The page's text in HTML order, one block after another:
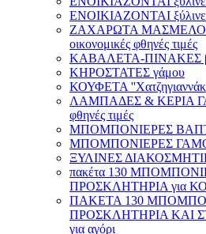
ΕΝΟΙΚΙΑΖΟΝΤΑΙ
ΖΑΧΑΡΩΤΑ ΜΑΣΜΕΛΟΣ
οικονομικές φθηνές τιμές
ΚΑΒΑΛΕΤΑ-ΠΙΝΑΚΕΣ
ΚΗΡΟΣΤΑΤΕΣ γάμου
ΚΟΥΦΕΤΑ
ΛΑΜΠΑΔΕΣ & ΚΕΡΙΑ
φθηνές τιμές
ΜΠΟΜΠΟΝΙΕΡΕΣ
ΜΠΟΜΠΟΝΙΕΡΕΣ
ΞΥΛΙΝΕΣ
πακέτα 130
ΠΡΟΣΚΛΗΤΗΡΙΑ για
ΠΑΚΕΤΑ 130
ΠΡΟΣΚΛΗΤΗΡΙΑ ΚΑΙ
για αγόρι